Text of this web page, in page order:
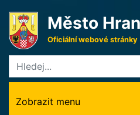
Město
Oficiální webové stránky
Zobrazit menu